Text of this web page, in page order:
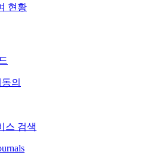
현황
의
스 검색